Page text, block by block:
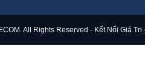
All Rights Reserved - Kết Nối Giá